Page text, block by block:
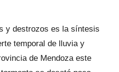
y destrozos es la síntesis
temporal de lluvia y
de Mendoza este